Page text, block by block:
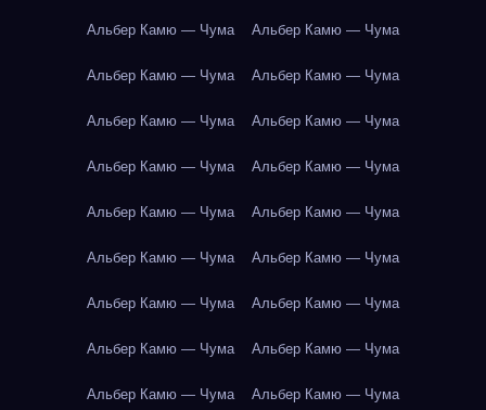
Альбер Камю — Чума Альбер Камю — Чума
Альбер Камю — Чума Альбер Камю — Чума
Альбер Камю — Чума Альбер Камю — Чума
Альбер Камю — Чума Альбер Камю — Чума
Альбер Камю — Чума Альбер Камю — Чума
Альбер Камю — Чума Альбер Камю — Чума
Альбер Камю — Чума Альбер Камю — Чума
Альбер Камю — Чума Альбер Камю — Чума
Альбер Камю — Чума Альбер Камю — Чума